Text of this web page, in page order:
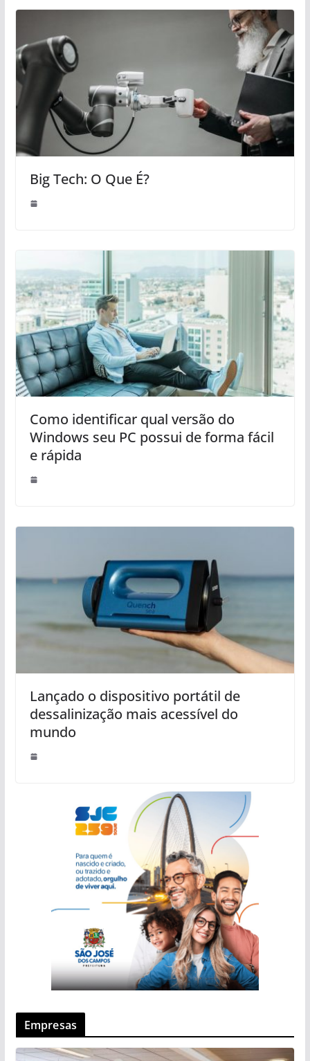
Big Tech: O Que É?
Como identificar qual versão do
Windows seu PC possui de forma fácil
e rápida
Lançado o dispositivo portátil de
dessalinização mais acessível do
mundo
Empresas